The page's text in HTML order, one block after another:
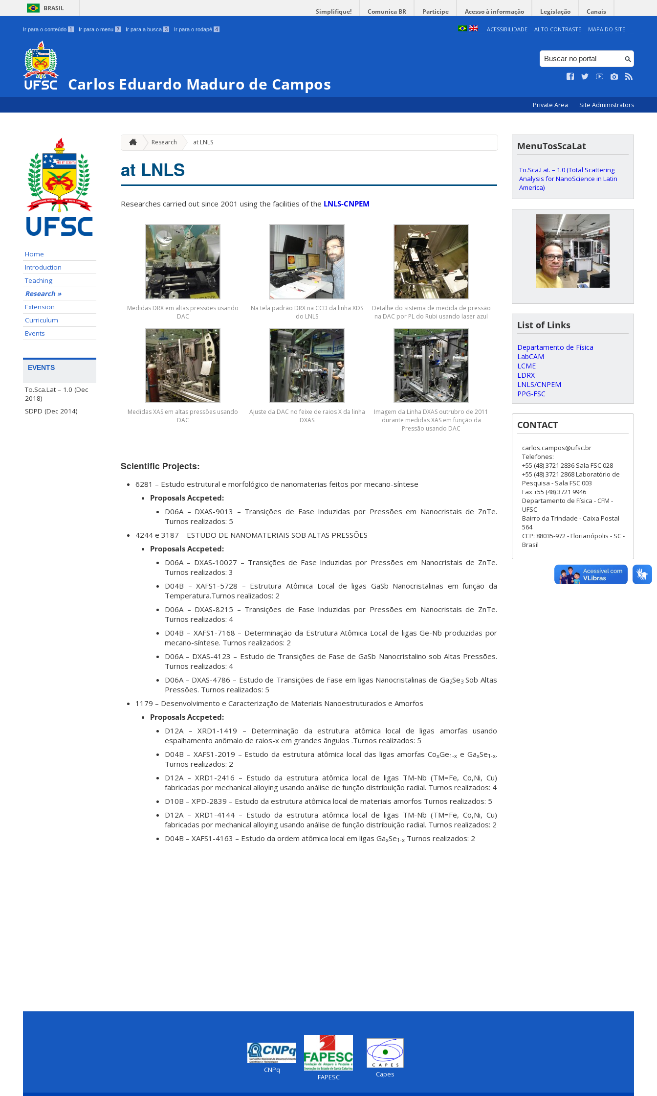
BRASIL Simplifique! Comunica BR Participe Acesso à informação Legislação Canais
Ir para o conteúdo 1 Ir para o menu 2 Ir para a busca 3 Ir para o rodapé 4 ACESSIBILIDADE ALTO CONTRASTE MAPA DO SITE
Carlos Eduardo Maduro de Campos
Private Area Site Administrators
Home
Introduction
Teaching
Research »
Extension
Curriculum
Events
EVENTS
To.Sca.Lat – 1.0 (Dec
2018)
SDPD (Dec 2014)
Research at LNLS
at LNLS
Researches carried out since 2001 using the facilities of the LNLS-CNPEM
Medidas DRX em altas pressões usando
DAC
Na tela padrão DRX na CCD da linha XDS
do LNLS
Detalhe do sistema de medida de pressão
na DAC por PL do Rubi usando laser azul
Medidas XAS em altas pressões usando
DAC
Ajuste da DAC no feixe de raios X da linha
DXAS
Imagem da Linha DXAS outrubro de 2011
durante medidas XAS em função da
Pressão usando DAC
Scientific Projects:
6281 – Estudo estrutural e morfológico de nanomaterias feitos por mecano-síntese
Proposals Accpeted:
D06A – DXAS-9013 – Transições de Fase Induzidas por Pressões em Nanocristais de ZnTe.
Turnos realizados: 5
4244 e 3187 – ESTUDO DE NANOMATERIAIS SOB ALTAS PRESSÕES
Proposals Accpeted:
D06A – DXAS-10027 – Transições de Fase Induzidas por Pressões em Nanocristais de ZnTe.
Turnos realizados: 3
D04B – XAFS1-5728 – Estrutura Atômica Local de ligas GaSb Nanocristalinas em função da
Temperatura.Turnos realizados: 2
D06A – DXAS-8215 – Transições de Fase Induzidas por Pressões em Nanocristais de ZnTe.
Turnos realizados: 4
D04B – XAFS1-7168 – Determinação da Estrutura Atômica Local de ligas Ge-Nb produzidas por
mecano-síntese. Turnos realizados: 2
D06A – DXAS-4123 – Estudo de Transições de Fase de GaSb Nanocristalino sob Altas Pressões.
Turnos realizados: 4
D06A – DXAS-4786 – Estudo de Transições de Fase em ligas Nanocristalinas de Ga2Se3Sob Altas
Pressões. Turnos realizados: 5
1179 – Desenvolvimento e Caracterização de Materiais Nanoestruturados e Amorfos
Proposals Accpeted:
D12A – XRD1-1419 – Determinação da estrutura atômica local de ligas amorfas usando
espalhamento anômalo de raios-x em grandes ângulos .Turnos realizados: 5
D04B – XAFS1-2019 – Estudo da estrutura atômica local das ligas amorfas CoxGe1-x e GaxSe1-x.
Turnos realizados: 2
D12A – XRD1-2416 – Estudo da estrutura atômica local de ligas TM-Nb (TM=Fe, Co,Ni, Cu)
fabricadas por mechanical alloying usando análise de função distribuição radial. Turnos realizados: 4
D10B – XPD-2839 – Estudo da estrutura atômica local de materiais amorfos Turnos realizados: 5
D12A – XRD1-4144 – Estudo da estrutura atômica local de ligas TM-Nb (TM=Fe, Co,Ni, Cu)
fabricadas por mechanical alloying usando análise de função distribuição radial. Turnos realizados: 2
D04B – XAFS1-4163 – Estudo da ordem atômica local em ligas GaxSe1-x Turnos realizados: 2
MenuTosScaLat
To.Sca.Lat. – 1.0 (Total Scattering
Analysis for NanoScience in Latin
America)
List of Links
Departamento de Física
LabCAM
LCME
LDRX
LNLS/CNPEM
PPG-FSC
CONTACT
carlos.campos@ufsc.br
Telefones:
+55 (48) 3721 2836 Sala FSC 028
+55 (48) 3721 2868 Laboratório de
Pesquisa - Sala FSC 003
Fax +55 (48) 3721 9946
Departamento de Física - CFM -
UFSC
Bairro da Trindade - Caixa Postal
564
CEP: 88035-972 - Florianópolis - SC -
Brasil
CNPq
FAPESC
Capes